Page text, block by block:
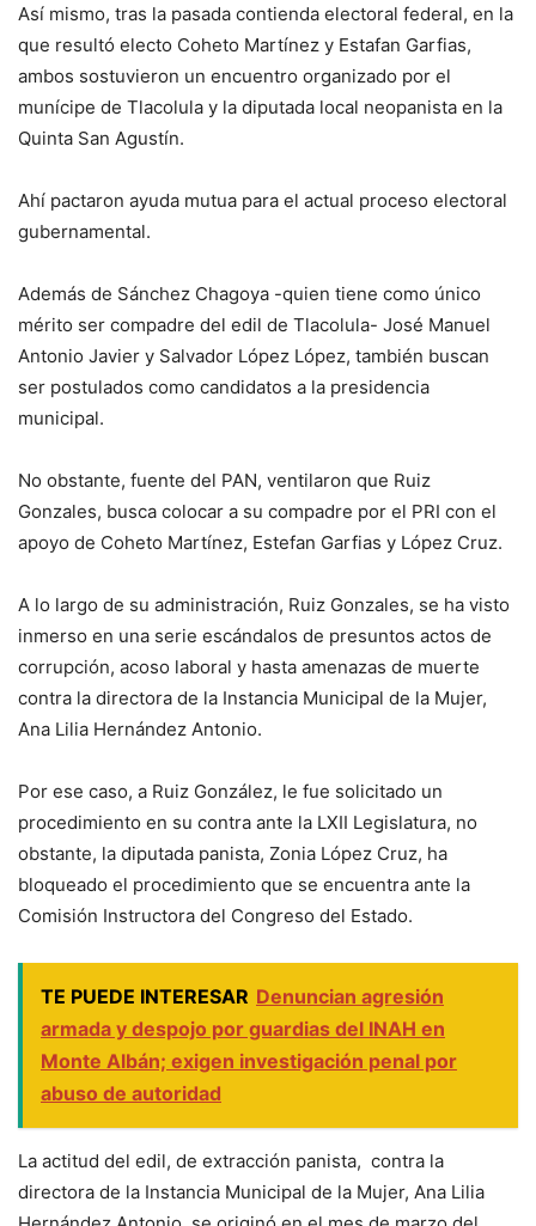
Así mismo, tras la pasada contienda electoral federal, en la
que resultó electo Coheto Martínez y Estafan Garfias,
ambos sostuvieron un encuentro organizado por el
munícipe de Tlacolula y la diputada local neopanista en la
Quinta San Agustín.
Ahí pactaron ayuda mutua para el actual proceso electoral
gubernamental.
Además de Sánchez Chagoya -quien tiene como único
mérito ser compadre del edil de Tlacolula- José Manuel
Antonio Javier y Salvador López López, también buscan
ser postulados como candidatos a la presidencia
municipal.
No obstante, fuente del PAN, ventilaron que Ruiz
Gonzales, busca colocar a su compadre por el PRI con el
apoyo de Coheto Martínez, Estefan Garfias y López Cruz.
A lo largo de su administración, Ruiz Gonzales, se ha visto
inmerso en una serie escándalos de presuntos actos de
corrupción, acoso laboral y hasta amenazas de muerte
contra la directora de la Instancia Municipal de la Mujer,
Ana Lilia Hernández Antonio.
Por ese caso, a Ruiz González, le fue solicitado un
procedimiento en su contra ante la LXII Legislatura, no
obstante, la diputada panista, Zonia López Cruz, ha
bloqueado el procedimiento que se encuentra ante la
Comisión Instructora del Congreso del Estado.
TE PUEDE INTERESAR Denuncian agresión
armada y despojo por guardias del INAH en
Monte Albán; exigen investigación penal por
abuso de autoridad
La actitud del edil, de extracción panista, contra la
directora de la Instancia Municipal de la Mujer, Ana Lilia